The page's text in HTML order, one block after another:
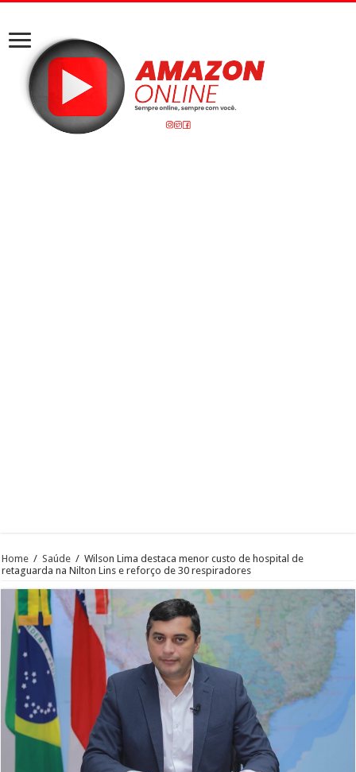
Home / Saúde / Wilson Lima destaca menor custo de hospital de
retaguarda na Nilton Lins e reforço de 30 respiradores